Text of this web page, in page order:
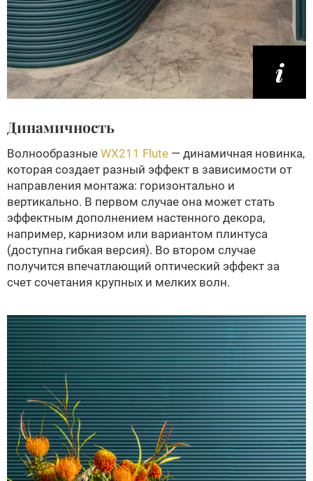
Динамичность
Волнообразные WX211 Flute — динамичная новинка,
которая создает разный эффект в зависимости от
направления монтажа: горизонтально и
вертикально. В первом случае она может стать
эффектным дополнением настенного декора,
например, карнизом или вариантом плинтуса
(доступна гибкая версия). Во втором случае
получится впечатлающий оптический эффект за
счет сочетания крупных и мелких волн.